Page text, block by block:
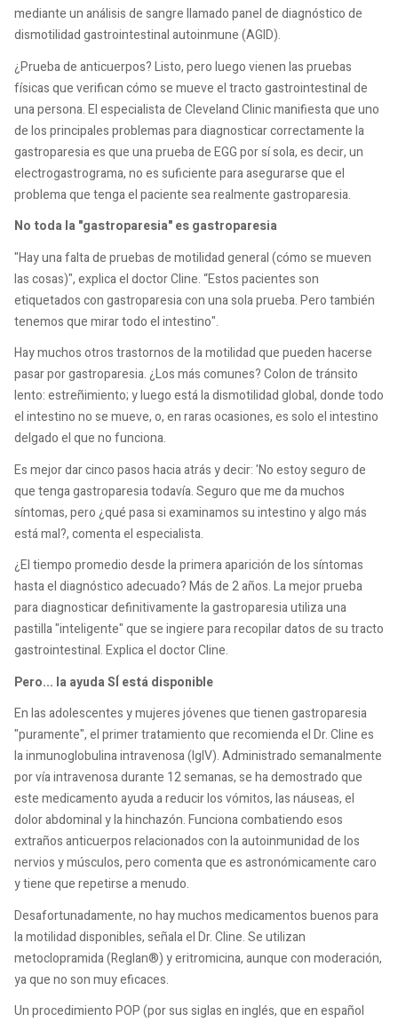
mediante un análisis de sangre llamado panel de diagnóstico de
dismotilidad gastrointestinal autoinmune (AGID).
¿Prueba de anticuerpos? Listo, pero luego vienen las pruebas
físicas que verifican cómo se mueve el tracto gastrointestinal de
una persona. El especialista de Cleveland Clinic manifiesta que uno
de los principales problemas para diagnosticar correctamente la
gastroparesia es que una prueba de EGG por sí sola, es decir, un
electrogastrograma, no es suficiente para asegurarse que el
problema que tenga el paciente sea realmente gastroparesia.
No toda la "gastroparesia" es gastroparesia
"Hay una falta de pruebas de motilidad general (cómo se mueven
las cosas)", explica el doctor Cline. “Estos pacientes son
etiquetados con gastroparesia con una sola prueba. Pero también
tenemos que mirar todo el intestino".
Hay muchos otros trastornos de la motilidad que pueden hacerse
pasar por gastroparesia. ¿Los más comunes? Colon de tránsito
lento: estreñimiento; y luego está la dismotilidad global, donde todo
el intestino no se mueve, o, en raras ocasiones, es solo el intestino
delgado el que no funciona.
Es mejor dar cinco pasos hacia atrás y decir: 'No estoy seguro de
que tenga gastroparesia todavía. Seguro que me da muchos
síntomas, pero ¿qué pasa si examinamos su intestino y algo más
está mal?, comenta el especialista.
¿El tiempo promedio desde la primera aparición de los síntomas
hasta el diagnóstico adecuado? Más de 2 años. La mejor prueba
para diagnosticar definitivamente la gastroparesia utiliza una
pastilla "inteligente" que se ingiere para recopilar datos de su tracto
gastrointestinal. Explica el doctor Cline.
Pero... la ayuda SÍ está disponible
En las adolescentes y mujeres jóvenes que tienen gastroparesia
"puramente", el primer tratamiento que recomienda el Dr. Cline es
la inmunoglobulina intravenosa (IgIV). Administrado semanalmente
por vía intravenosa durante 12 semanas, se ha demostrado que
este medicamento ayuda a reducir los vómitos, las náuseas, el
dolor abdominal y la hinchazón. Funciona combatiendo esos
extraños anticuerpos relacionados con la autoinmunidad de los
nervios y músculos, pero comenta que es astronómicamente caro
y tiene que repetirse a menudo.
Desafortunadamente, no hay muchos medicamentos buenos para
la motilidad disponibles, señala el Dr. Cline. Se utilizan
metoclopramida (Reglan®) y eritromicina, aunque con moderación,
ya que no son muy eficaces.
Un procedimiento POP (por sus siglas en inglés, que en español